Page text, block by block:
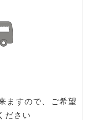
ますので、ご希望
ださい